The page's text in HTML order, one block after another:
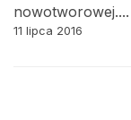
nowotworowej....
11 lipca 2016